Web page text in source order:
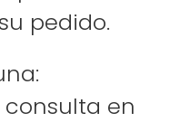
pedido.
en